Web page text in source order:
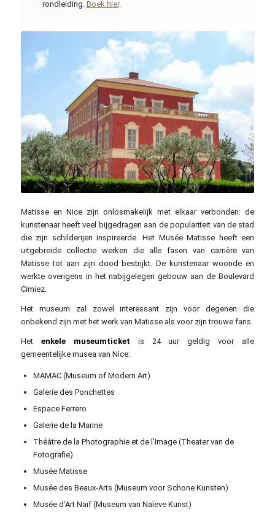
rondleiding. Boek hier.
bchookang / commons.wikimedia.org / CC BY-SA 2.0
Matisse en Nice zijn onlosmakelijk met elkaar verbonden: de
kunstenaar heeft veel bijgedragen aan de populariteit van de stad
die zijn schilderijen inspireerde. Het Musée Matisse heeft een
uitgebreide collectie werken die alle fasen van carrière van
Matisse tot aan zijn dood bestrijkt. De kunstenaar woonde en
werkte overigens in het nabijgelegen gebouw aan de Boulevard
Cimiez.
Het museum zal zowel interessant zijn voor degenen die
onbekend zijn met het werk van Matisse als voor zijn trouwe fans.
Het enkele museumticket is 24 uur geldig voor alle
gemeentelijke musea van Nice:
MAMAC (Museum of Modern Art)
Galerie des Ponchettes
Espace Ferrero
Galerie de la Marine
Théâtre de la Photographie et de l’Image (Theater van de
Fotografie)
Musée Matisse
Musée des Beaux-Arts (Museum voor Schone Kunsten)
Musée d’Art Naïf (Museum van Naïeve Kunst)